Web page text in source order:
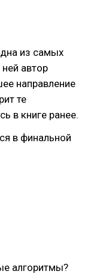
из самых
ней автор
направление
те
в книге ранее.
в финальной
алгоритмы?